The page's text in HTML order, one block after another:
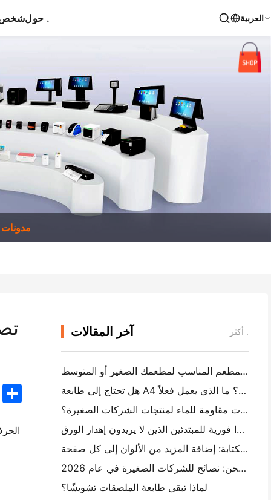
شخص حول . العربية
مدونات
TwitterShare
آخر المقالات أكثر .
كيفية اختيار برنامج المطعم المناسب لمطعمك الصغير أو المتوسط
هل تحتاج إلى طابعة A4 محمولة لفواتير المستودع؟ ما الذي يعمل فعلاً
هل يمكن لطابعات العلامات الحرارية جعل العلامات مقاومة للماء لمنتجات الشركات الصغيرة؟
أفضل كاميرا فورية للمبتدئين الذين لا يريدون إهدار الورق
أفضل صانع ملصقات الألوان للكتابة والكتابة: إضافة المزيد من الألوان إلى كل صفحة
الكتابة اليدوية مقابل طباعة علامات الشحن: نصائح للشركات الصغيرة في عام 2026
لماذا تبقى طابعة الملصقات تشويشًا؟